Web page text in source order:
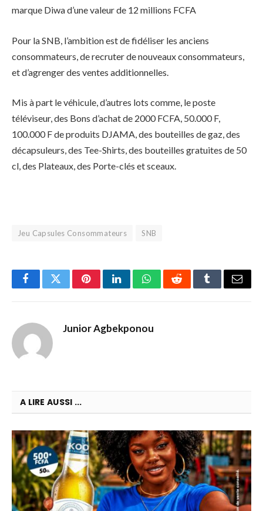
marque Diwa d’une valeur de 12 millions FCFA
Pour la SNB, l’ambition est de fidéliser les anciens
consommateurs, de recruter de nouveaux consommateurs,
et d’agrenger des ventes additionnelles.
Mis à part le véhicule, d’autres lots comme, le poste
téléviseur, des Bons d’achat de 2000 FCFA, 50.000 F,
100.000 F de produits DJAMA, des bouteilles de gaz, des
décapsuleurs, des Tee-Shirts, des bouteilles gratuites de 50
cl, des Plateaux, des Porte-clés et sceaux.
Jeu Capsules Consommateurs SNB
FacebookTwitterPinterestLinkedInWhatsAppRedditTumblrEmail
Junior Agbekponou
A LIRE AUSSI ...